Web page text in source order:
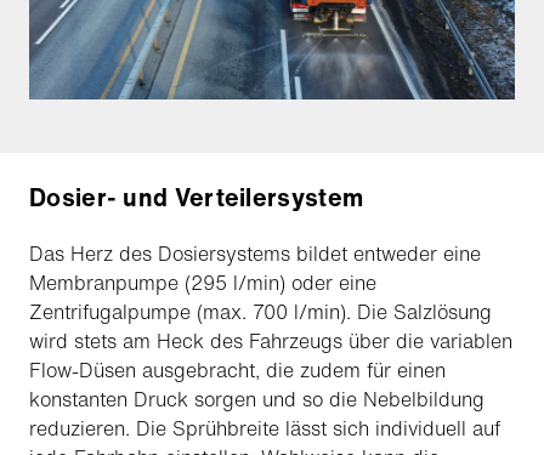
Dosier- und Verteilersystem
Das Herz des Dosiersystems bildet entweder eine
Membranpumpe (295 l/min) oder eine
Zentrifugalpumpe (max. 700 l/min). Die Salzlösung
wird stets am Heck des Fahrzeugs über die variablen
Flow-Düsen ausgebracht, die zudem für einen
konstanten Druck sorgen und so die Nebelbildung
reduzieren. Die Sprühbreite lässt sich individuell auf